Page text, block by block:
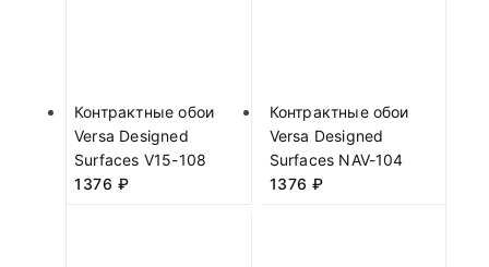
Контрактные обои
Versa Designed
Surfaces V15-108
1376 ₽
Контрактные обои
Versa Designed
Surfaces NAV-104
1376 ₽